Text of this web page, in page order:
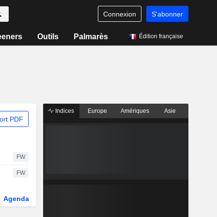
Connexion S'abonner
Outils Palmarès Édition française
PDF
FW
FW
Agenda
Indices Europe Amériques Asie